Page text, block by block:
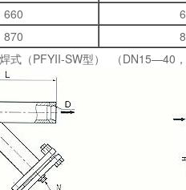
660
870
焊式（PFYII-SW型） （DN15—40